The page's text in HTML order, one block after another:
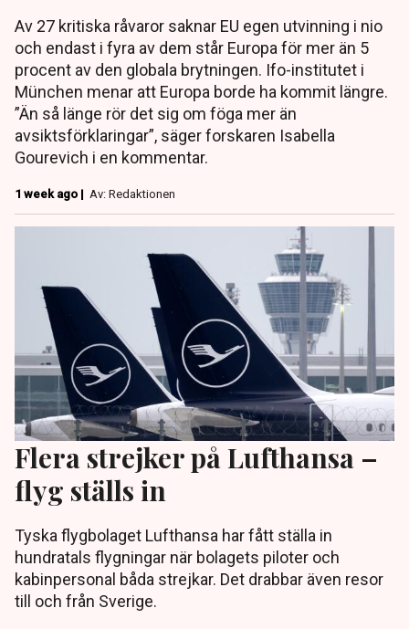
Av 27 kritiska råvaror saknar EU egen utvinning i nio
och endast i fyra av dem står Europa för mer än 5
procent av den globala brytningen. Ifo-institutet i
München menar att Europa borde ha kommit längre.
”Än så länge rör det sig om föga mer än
avsiktsförklaringar”, säger forskaren Isabella
Gourevich i en kommentar.
1 week ago | Av: Redaktionen
Flera strejker på Lufthansa –
flyg ställs in
Tyska flygbolaget Lufthansa har fått ställa in
hundratals flygningar när bolagets piloter och
kabinpersonal båda strejkar. Det drabbar även resor
till och från Sverige.